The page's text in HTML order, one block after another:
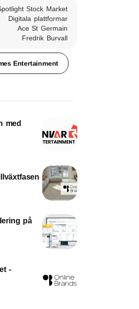
Stock Market
Digitala plattformar
Ace St Germain
Fredrik Burvall
Entertainment
med
på
-